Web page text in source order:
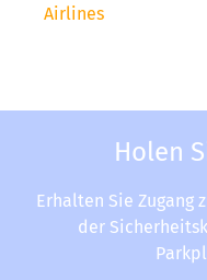
Airlines
Holen
Erhalten Sie Zugang
der